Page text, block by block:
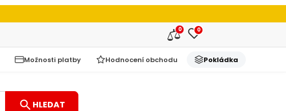
0 0
Možnosti platby Hodnocení obchodu Pokládka
HLEDAT